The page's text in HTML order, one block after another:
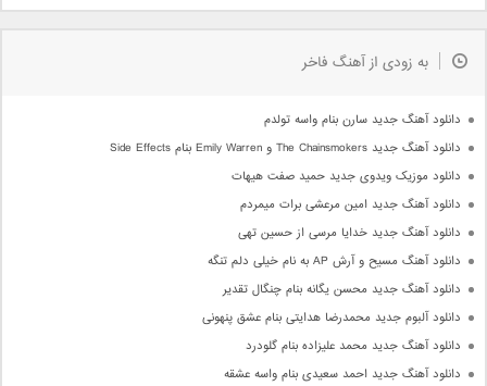
به زودی از آهنگ فاخر
دانلود آهنگ جدید سارن بنام واسه تولدم
دانلود آهنگ جدید The Chainsmokers و Emily Warren بنام Side Effects
دانلود موزیک ویدوی جدید حمید صفت هیهات
دانلود آهنگ جدید امین مرعشی برات میمردم
دانلود آهنگ جدید خدایا مرسی از حسین تهی
دانلود آهنگ مسیح و آرش AP به نام خیلی دلم تنگه
دانلود آهنگ جدید محسن یگانه بنام چنگال تقدیر
دانلود آلبوم جدید محمدرضا هدایتی بنام عشق پنهونی
دانلود آهنگ جدید محمد علیزاده بنام گلودرد
دانلود آهنگ جدید احمد سعیدی بنام واسه عشقه